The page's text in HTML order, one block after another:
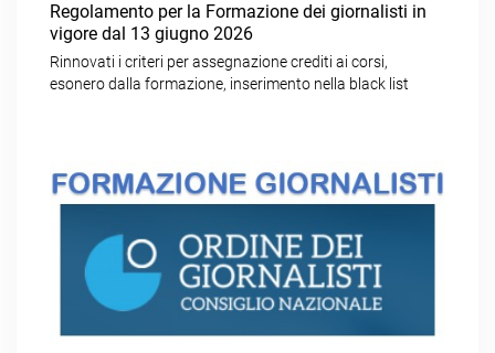
Regolamento per la Formazione dei giornalisti in
vigore dal 13 giugno 2026
Rinnovati i criteri per assegnazione crediti ai corsi,
esonero dalla formazione, inserimento nella black list